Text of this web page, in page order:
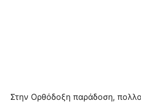
Στην Ορθόδοξη παράδοση,